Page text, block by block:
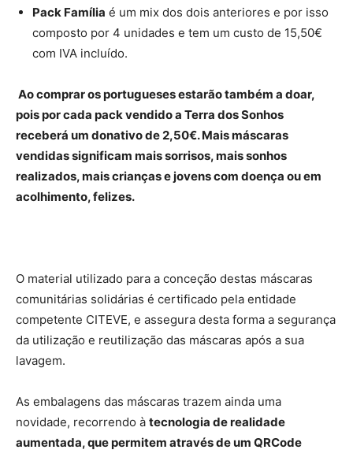
Pack Família é um mix dos dois anteriores e por isso
composto por 4 unidades e tem um custo de 15,50€
com IVA incluído.
Ao comprar os portugueses estarão também a doar,
pois por cada pack vendido a Terra dos Sonhos
receberá um donativo de 2,50€. Mais máscaras
vendidas significam mais sorrisos, mais sonhos
realizados, mais crianças e jovens com doença ou em
acolhimento, felizes.
O material utilizado para a conceção destas máscaras
comunitárias solidárias é certificado pela entidade
competente CITEVE, e assegura desta forma a segurança
da utilização e reutilização das máscaras após a sua
lavagem.
As embalagens das máscaras trazem ainda uma
novidade, recorrendo à tecnologia de realidade
aumentada, que permitem através de um QRCode